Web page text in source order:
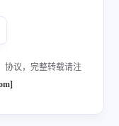
协议，完整转载请注